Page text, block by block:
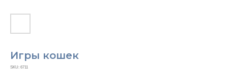
Игры кошек
SKU: 6711